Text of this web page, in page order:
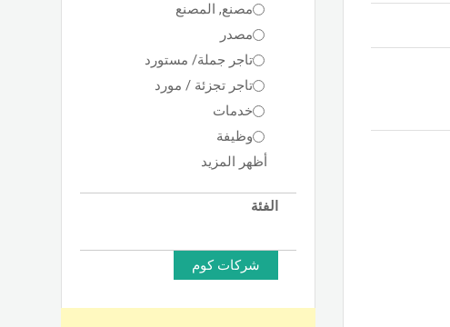
مصنع, المصنع
مصدر
تاجر جملة/ مستورد
تاجر تجزئة / مورد
خدمات
وظيفة
أظهر المزيد
الفئة
شركات كوم